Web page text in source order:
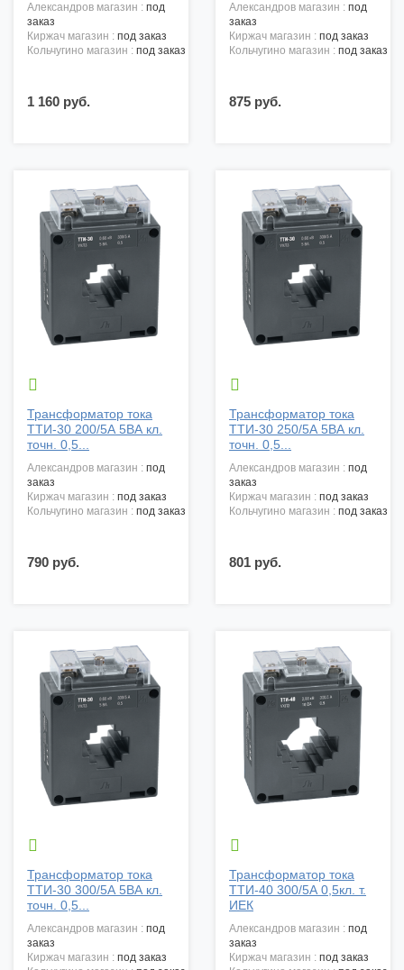
александров магазин : под
заказ
киржач магазин : под заказ
кольчугино магазин : под заказ
1 160 руб.
александров магазин : под
заказ
киржач магазин : под заказ
кольчугино магазин : под заказ
875 руб.

Трансформатор тока
ТТИ-30 200/5А 5ВА кл.
точн. 0,5...
александров магазин : под
заказ
киржач магазин : под заказ
кольчугино магазин : под заказ
790 руб.

Трансформатор тока
ТТИ-30 250/5А 5ВА кл.
точн. 0,5...
александров магазин : под
заказ
киржач магазин : под заказ
кольчугино магазин : под заказ
801 руб.

Трансформатор тока
ТТИ-30 300/5А 5ВА кл.
точн. 0,5...
александров магазин : под
заказ
киржач магазин : под заказ

Трансформатор тока
ТТИ-40 300/5А 0,5кл. т.
ИЕК
александров магазин : под
заказ
киржач магазин : под заказ